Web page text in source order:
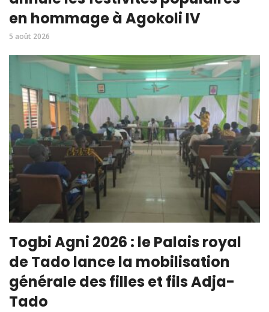
en hommage à Agokoli IV
5 août 2026
Togbi Agni 2026 : le Palais royal
de Tado lance la mobilisation
générale des filles et fils Adja-
Tado